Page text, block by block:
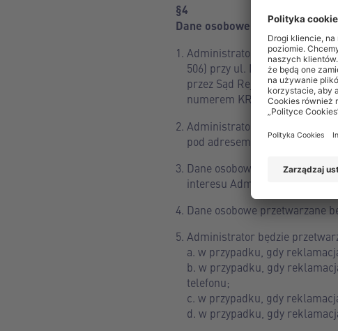
§4
Dane osobowe
Administratorem danych
506) przy ul. Niedźwiedziniec
przez Sąd Rejonowy
numerem KRS: 0000249820,
Administrator wyznaczył
pod adresem
Dane osobowe uczestników
interesu Administratora,
Dane osobowe przetwarzane
Administrator będzie
a. w przypadku, gdy
b. w przypadku, gdy
telefonu;
c. w przypadku, gdy
d. w przypadku, gdy